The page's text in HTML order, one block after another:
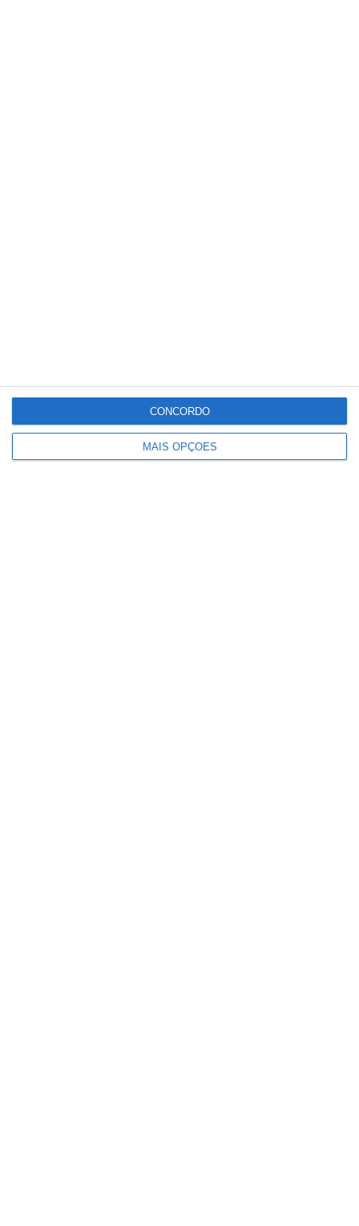
MAIS OPÇÕES
CONCORDO
Comunidade que vivia em
construções ilegais em São
Domingos vai ser realojada por
privado que adquiriu o terreno